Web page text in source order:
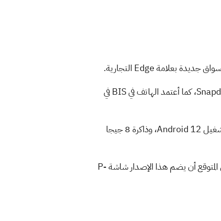
أيضاً ظهر هاتف Edge 30 fusion في قاعدة بيانات Geekbench بالفعل برقاقة معالج Snapdragon 888 PLus، كما أعتمد الهاتف في BIS في
30 Fusion في Geekbench بنموذج رقم SM-A042F، ويأتي الهاتف بنظام تشغيل Android 12، وذاكرة 8 جيجا
أيضاً سجل الهاتف 1152 نقطة في إختبارات الأنوية الأحادية، و 3444 نقطة في إختبارات الأنوية المتعددة، ومن المتوقع أن يضم هذا الإصدار شاشة P-